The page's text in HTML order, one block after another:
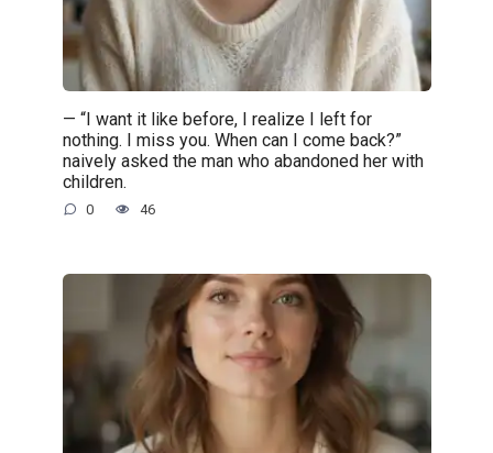
— “I want it like before, I realize I left for
nothing. I miss you. When can I come back?”
naively asked the man who abandoned her with
children.
0 46